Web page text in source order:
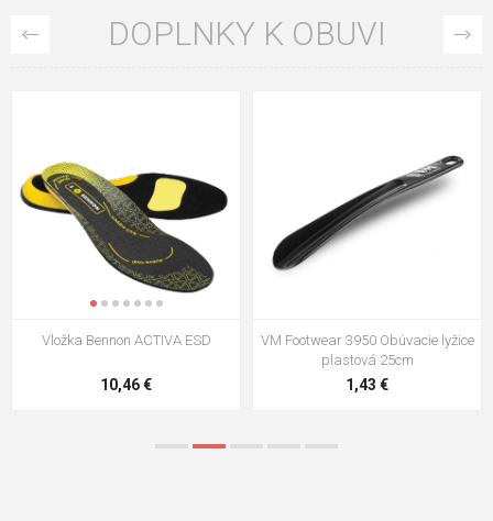
DOPLNKY K OBUVI
VM Footwear 3009 Vkladacia
5,21 €
VM Footwear 3102 Šnúrky ploché
0,79 €